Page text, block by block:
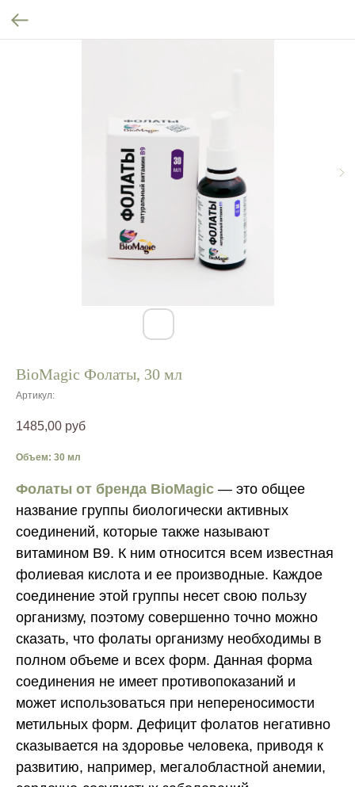
BioMagic Фолаты, 30 мл
Артикул:
1485,00 руб
Объем: 30 мл
Фолаты от бренда BioMagic — это общее
название группы биологически активных
соединений, которые также называют
витамином B9. К ним относится всем известная
фолиевая кислота и ее производные. Каждое
соединение этой группы несет свою пользу
организму, поэтому совершенно точно можно
сказать, что фолаты организму необходимы в
полном объеме и всех форм. Данная форма
соединения не имеет противопоказаний и
может использоваться при непереносимости
метильных форм. Дефицит фолатов негативно
сказывается на здоровье человека, приводя к
развитию, например, мегалобластной анемии,